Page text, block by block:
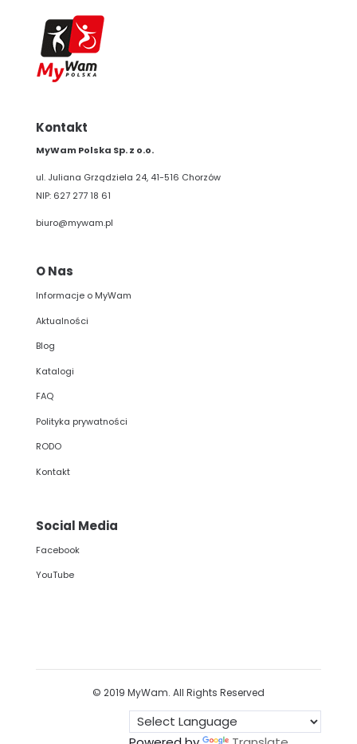
Kontakt
MyWam Polska Sp. z o.o.
ul. Juliana Grządziela 24, 41-516 Chorzów
NIP: 627 277 18 61
biuro@mywam.pl
O Nas
Informacje o MyWam
Aktualności
Blog
Katalogi
FAQ
Polityka prywatności
RODO
Kontakt
Social Media
Facebook
YouTube
© 2019 MyWam. All Rights Reserved